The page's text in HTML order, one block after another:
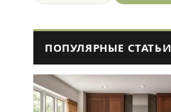
ПОПУЛЯРНЫЕ СТАТЬИ